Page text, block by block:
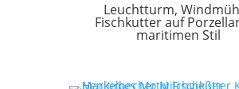
Leuchtturm,
Fischkutter auf
maritimen Stil